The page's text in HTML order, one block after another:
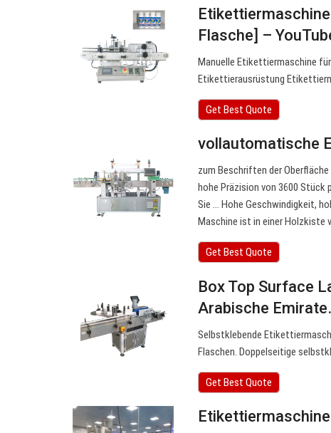
Flasche] –
Manuelle Etikettiermaschine
Etikettierausrüstung
Get Best Quote
vollautomatische
zum Beschriften der
hohe Präzision von 3600 Stück
Sie ... Hohe Geschwindigkeit,
Maschine ist in einer
Get Best Quote
Box Top Surface
Arabische
Selbstklebende
Flaschen. Doppelseitige
Get Best Quote